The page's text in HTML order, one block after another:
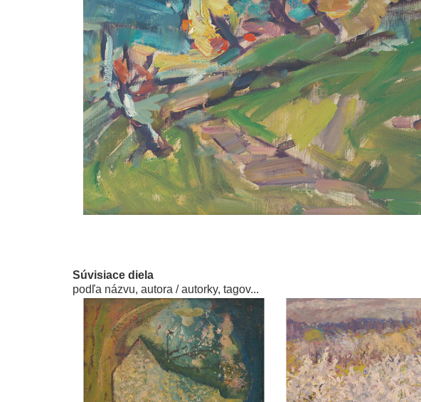
Súvisiace diela
podľa názvu, autora / autorky, tagov...